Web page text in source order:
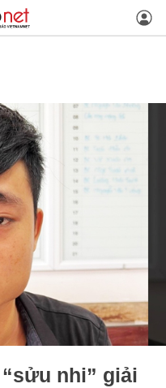
nhi” giải